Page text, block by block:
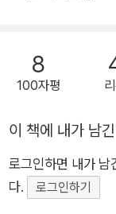
마트 브레비티》를 시작할 때다.
부사장, 현 최인아
✦ 일과 삶의 방식을 변화
시대, 어떻게 쓰고
드 업무용 메일이 구구절절 늘어진 적이 있는가? 회의에서 내가
하는 말을 아무도
8
100자평
이 책에 내가 남
로그인하면 내가 남
다.
로그인하기